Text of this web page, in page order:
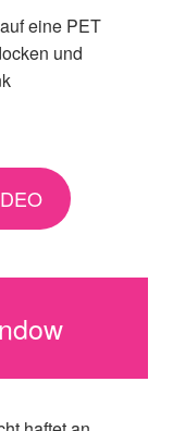
eine PET
und